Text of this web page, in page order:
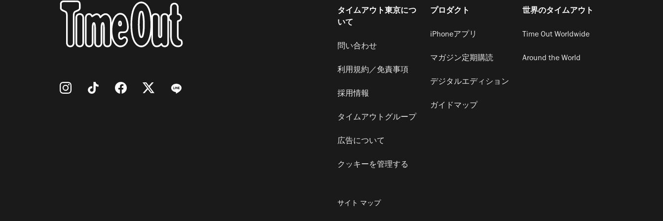
タイムアウト東京につ
いて
問い合わせ
利用規約／免責事項
採用情報
タイムアウトグループ
広告について
クッキーを管理する
プロダクト
iPhoneアプリ
マガジン定期購読
デジタルエディション
ガイドマップ
世界のタイムアウト
Time Out Worldwide
Around the World
サイト マップ